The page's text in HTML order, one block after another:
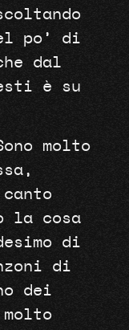
po’ di
dal
è su
molto
la cosa
di
di
dei